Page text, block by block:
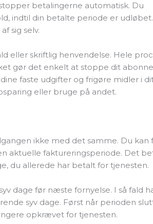
betalingerne automatisk. Du
indtil din betalte periode er
sig selv.
eller skriftlig henvendelse. Hele
gør det enkelt at stoppe dit
faste udgifter og frigøre midler i
eller bruge på andet.
ikke med det samme. Du kan
aktuelle faktureringsperiode. Det
du allerede har betalt for tjenesten.
dage før næste fornyelse. I så fald
syv dage. Først når perioden
opkrævet for tjenesten.